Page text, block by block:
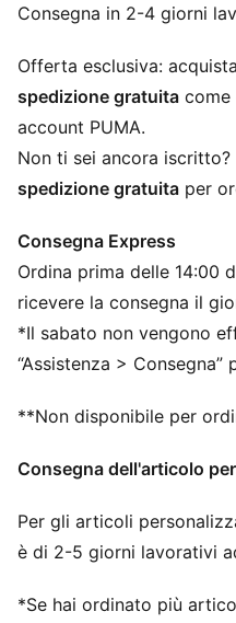
più. Questa giacca
DETTAGLI
Vestibilità: Comodo
Materiale principale:
Maniche lunghe
Chiusura: Zip integrale
Fondo e polsini a coste
Consegna in 2-4 giorni
Offerta esclusiva:
spedizione gratuita come
account PUMA.
Non ti sei ancora
spedizione gratuita per
Consegna Express
Ordina prima delle 14:00
ricevere la consegna il
*Il sabato non vengono
“Assistenza >
**Non disponibile per
Consegna dell'articolo
Per gli articoli
è di 2-5 giorni lavorativi
*Se hai ordinato più